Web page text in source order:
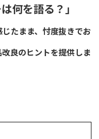
何を語る？」
たまま、忖度抜きでお
良のヒントを提供しま